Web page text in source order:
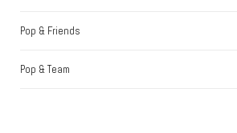
Pop & Friends
Pop & Team